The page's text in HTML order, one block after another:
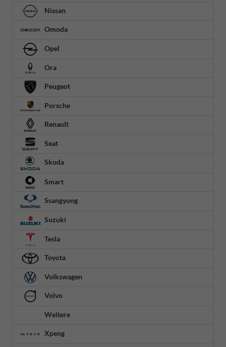
Nissan
Omoda
Opel
Ora
Peugeot
Porsche
Renault
Seat
Skoda
Smart
Ssangyong
Suzuki
Tesla
Toyota
Volkswagen
Volvo
Weitere
Xpeng